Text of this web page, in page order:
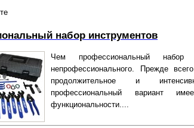
набор инструментов
Чем профессиональный набор
непрофессионального. Прежде
продолжительное и
профессиональный вариант
функциональности....